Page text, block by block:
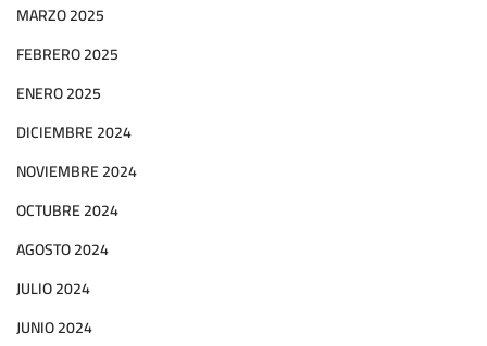
MARZO 2025
FEBRERO 2025
ENERO 2025
DICIEMBRE 2024
NOVIEMBRE 2024
OCTUBRE 2024
AGOSTO 2024
JULIO 2024
JUNIO 2024